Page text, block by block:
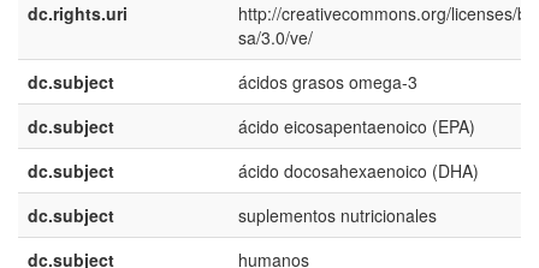
dc.rights.uri
http://creativecommons.org/licenses/
sa/3.0/ve/
dc.subject
ácidos grasos omega-3
dc.subject
ácido eicosapentaenoico (EPA)
dc.subject
ácido docosahexaenoico (DHA)
dc.subject
suplementos nutricionales
dc.subject
humanos